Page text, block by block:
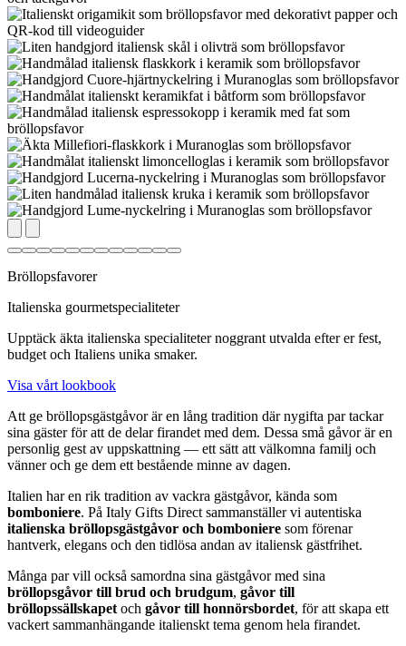
Bröllopsfavorer
Italienska gourmetspecialiteter
Upptäck äkta italienska specialiteter noggrant utvalda efter er fest,
budget och Italiens unika smaker.
Visa vårt lookbook
Att ge bröllopsgästgåvor är en lång tradition där nygifta par tackar
sina gäster för att de delar firandet med dem. Dessa små gåvor är en
personlig gest av uppskattning — ett sätt att välkomna familj och
vänner och ge dem ett bestående minne av dagen.
Italien har en rik tradition av vackra gästgåvor, kända som
bomboniere. På Italy Gifts Direct sammanställer vi autentiska
italienska bröllopsgästgåvor och bomboniere som förenar
hantverk, elegans och den tidlösa andan av italiensk gästfrihet.
Många par vill också samordna sina gästgåvor med sina
bröllopsgåvor till brud och brudgum, gåvor till
bröllopssällskapetoch gåvor till honnörsbordet, för att skapa ett
vackert sammanhängande italienskt tema genom hela firandet.